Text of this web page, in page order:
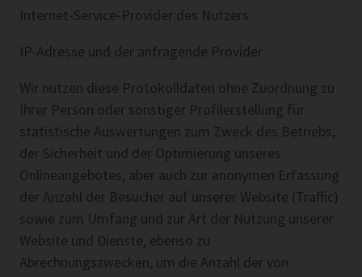
Internet-Service-Provider des Nutzers
IP-Adresse und der anfragende Provider
Wir nutzen diese Protokolldaten ohne Zuordnung zu
Ihrer Person oder sonstiger Profilerstellung für
statistische Auswertungen zum Zweck des Betriebs,
der Sicherheit und der Optimierung unseres
Onlineangebotes, aber auch zur anonymen Erfassung
der Anzahl der Besucher auf unserer Website (Traffic)
sowie zum Umfang und zur Art der Nutzung unserer
Website und Dienste, ebenso zu
Abrechnungszwecken, um die Anzahl der von